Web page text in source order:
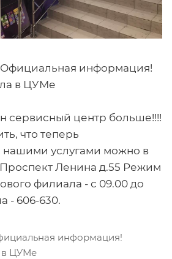
Официальная информация!
в ЦУМе
сервисный центр больше!!!!
что теперь
нашими услугами можно в
Ленина д.55 Режим
филиала - с 09.00 до
- 606-630.
информация!
в ЦУМе